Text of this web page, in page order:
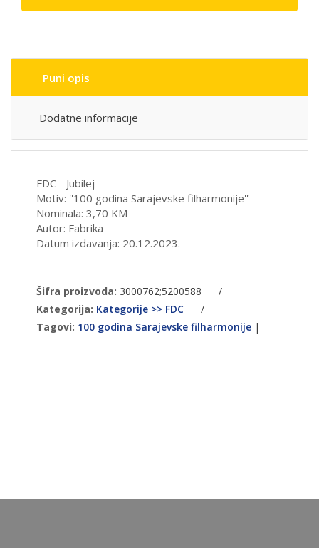
Puni opis
Dodatne informacije
FDC - Jubilej
Motiv: ''100 godina Sarajevske filharmonije''
Nominala: 3,70 KM
Autor: Fabrika
Datum izdavanja: 20.12.2023.
Šifra proizvoda: 3000762;5200588
/
Kategorija: Kategorije >> FDC
/
Tagovi: 100 godina Sarajevske filharmonije |